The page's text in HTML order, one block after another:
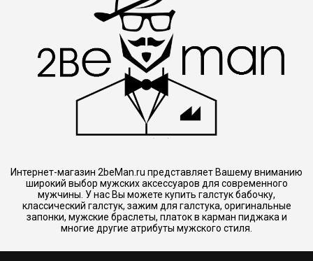
Интернет-магазин 2beMan.ru представляет Вашему вниманию
широкий выбор мужских аксессуаров для современного
мужчины. У нас Вы можете купить галстук бабочку,
классический галстук, зажим для галстука, оригинальные
запонки, мужские браслеты, платок в карман пиджака и
многие другие атрибуты мужского стиля.